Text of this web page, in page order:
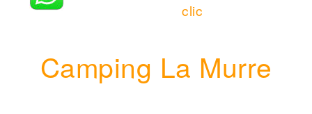
clic
Camping La Murre